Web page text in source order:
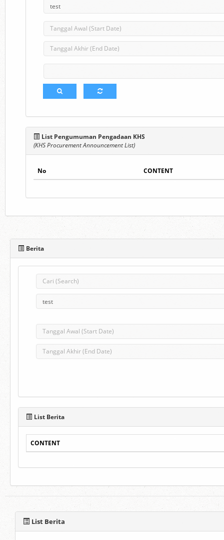
List Pengumuman Pengadaan KHS
(KHS Procurement Announcement List)
No CONTENT
Berita
List Berita
CONTENT
List Berita